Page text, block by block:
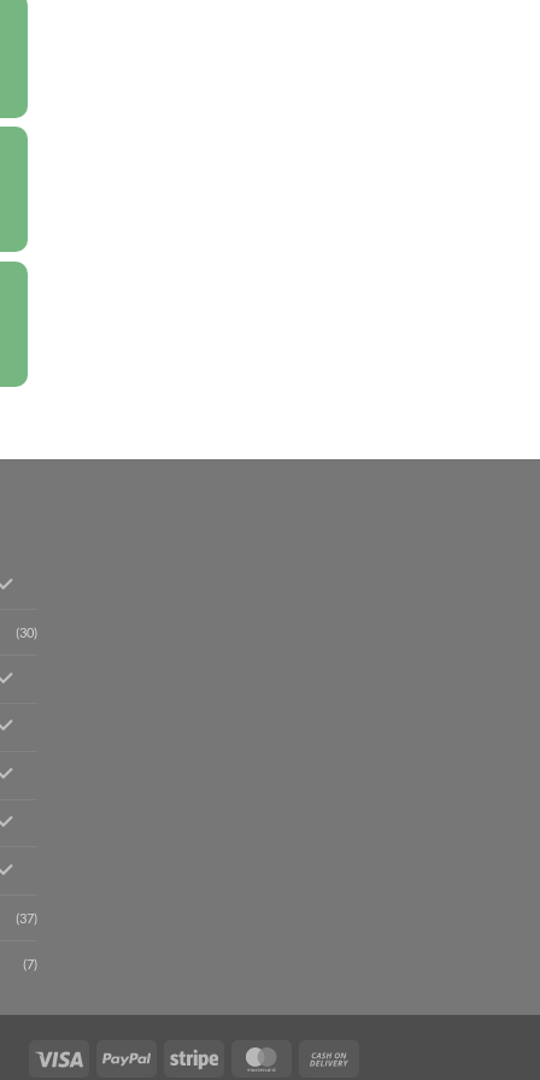
(30)
(37)
(7)
Visa PayPal Stripe MasterCard